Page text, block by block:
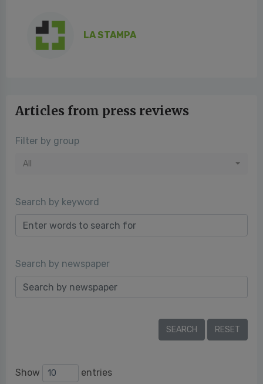
LA STAMPA
Articles from press reviews
Filter by group
All
Search by keyword
Search by newspaper
Show entries